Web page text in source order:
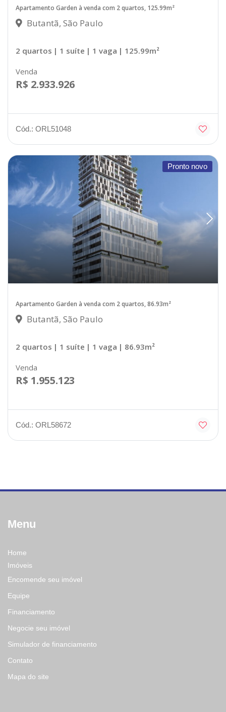
Apartamento Garden à venda com 2 quartos, 125.99m²
Butantã, São Paulo
2 quartos | 1 suíte | 1 vaga | 125.99m²
Venda
R$ 2.933.926
Cód.: ORL51048
Pronto novo
Apartamento Garden à venda com 2 quartos, 86.93m²
Butantã, São Paulo
2 quartos | 1 suíte | 1 vaga | 86.93m²
Venda
R$ 1.955.123
Cód.: ORL58672
Menu
Home
Imóveis
Encomende seu imóvel
Equipe
Financiamento
Negocie seu imóvel
Simulador de financiamento
Contato
Mapa do site